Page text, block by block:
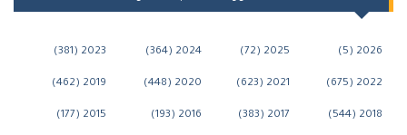
2026 (5)
2025 (72)
2024 (364)
2023 (381)
2022 (675)
2021 (623)
2020 (448)
2019 (462)
2018 (544)
2017 (383)
2016 (193)
2015 (177)